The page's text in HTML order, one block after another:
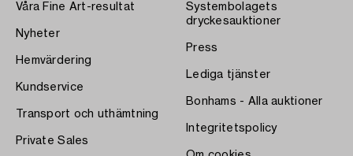
Våra Fine Art-resultat
Nyheter
Hemvärdering
Kundservice
Transport och uthämtning
Private Sales
Systembolagets
dryckesauktioner
Press
Lediga tjänster
Bonhams - Alla auktioner
Integritetspolicy